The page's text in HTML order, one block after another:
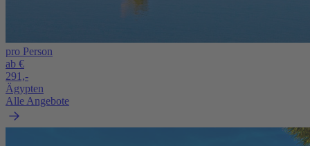
pro Person
ab €
291,-
Ägypten
Alle Angebote